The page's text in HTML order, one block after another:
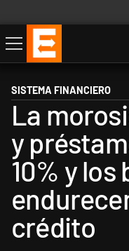
Economía
Política
Internacional
Actualidad
Descargá la App
SISTEMA FINANCIERO
La
y
10% y los
crédito